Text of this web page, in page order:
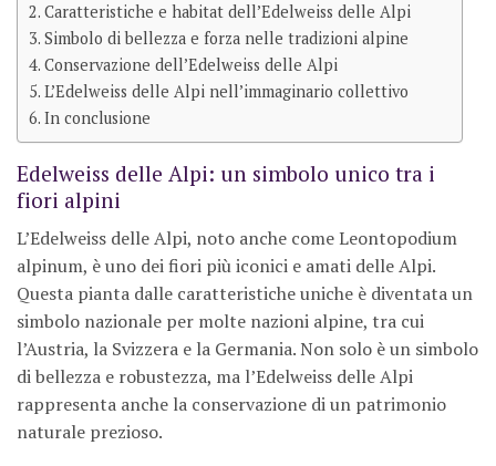
Caratteristiche e habitat dell’Edelweiss delle Alpi
Simbolo di bellezza e forza nelle tradizioni alpine
Conservazione dell’Edelweiss delle Alpi
L’Edelweiss delle Alpi nell’immaginario collettivo
In conclusione
Edelweiss delle Alpi: un simbolo unico tra i
fiori alpini
L’Edelweiss delle Alpi, noto anche come Leontopodium
alpinum, è uno dei fiori più iconici e amati delle Alpi.
Questa pianta dalle caratteristiche uniche è diventata un
simbolo nazionale per molte nazioni alpine, tra cui
l’Austria, la Svizzera e la Germania. Non solo è un simbolo
di bellezza e robustezza, ma l’Edelweiss delle Alpi
rappresenta anche la conservazione di un patrimonio
naturale prezioso.